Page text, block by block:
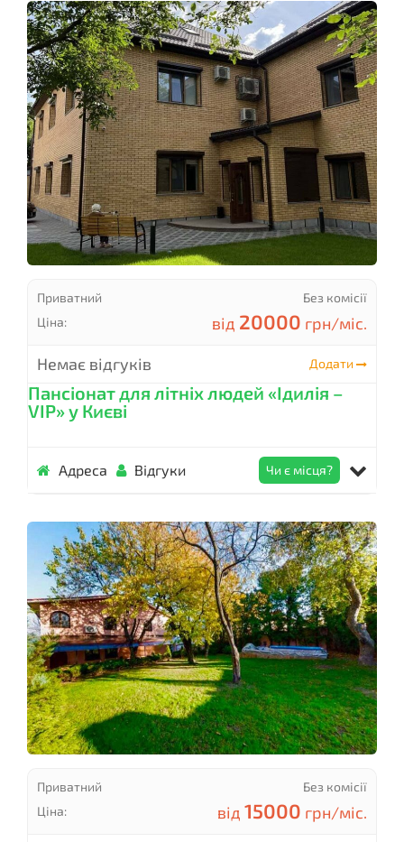
Приватний
Без комісії
Ціна:
від 20000 грн/міс.
Немає відгуків Додати
Пансіонат для літніх людей «Ідилія –
VIP» у Києві
Адреса Відгуки Чи є місця?
Приватний
Без комісії
Ціна:
від 15000 грн/міс.